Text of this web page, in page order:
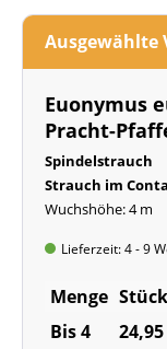
Ausgewählte
Euonymus
Pracht-
Spindelstrauch
Strauch im
Wuchshöhe: 4 m
Lieferzeit: 4 - 9
Menge
Bis4